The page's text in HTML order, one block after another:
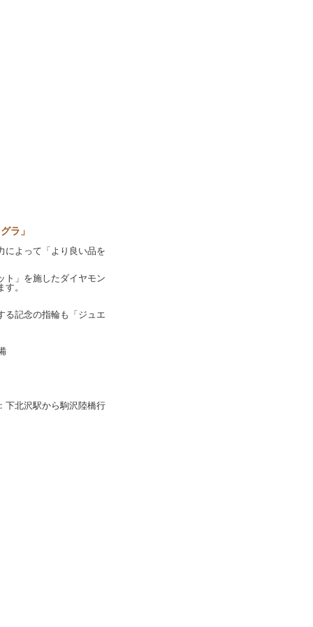
ラ」
によって「より良い品を
ト」を施したダイヤモン
。
る記念の指輪も「ジュエ
下北沢駅から駒沢陸橋行